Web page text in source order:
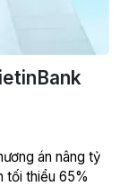
án nâng tỷ
tối thiểu 65%